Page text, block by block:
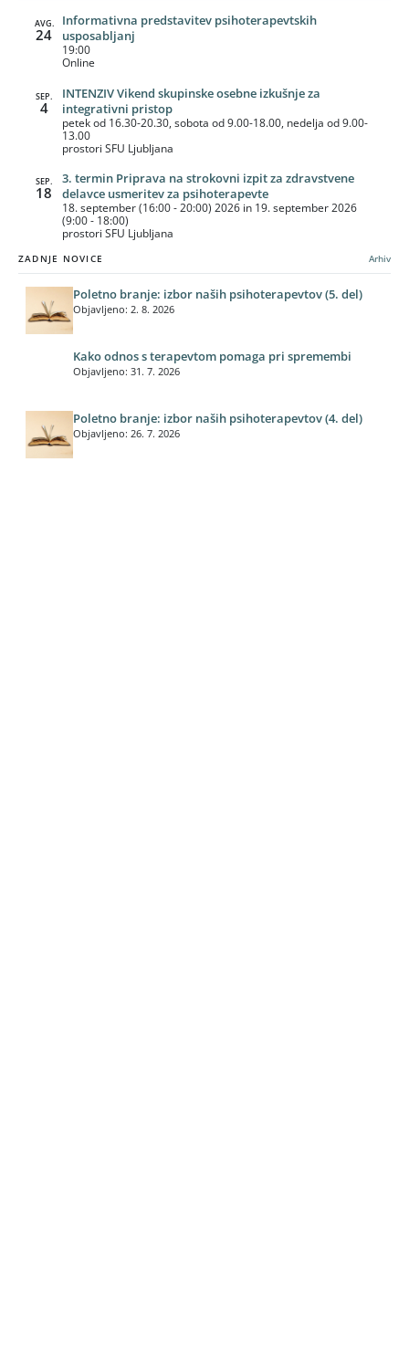
AVG.
24
Informativna predstavitev psihoterapevtskih
usposabljanj
19:00
Online
SEP.
4
INTENZIV Vikend skupinske osebne izkušnje za
integrativni pristop
petek od 16.30-20.30, sobota od 9.00-18.00, nedelja od 9.00-
13.00
prostori SFU Ljubljana
SEP.
18
3. termin Priprava na strokovni izpit za zdravstvene
delavce usmeritev za psihoterapevte
18. september (16:00 - 20:00) 2026 in 19. september 2026
(9:00 - 18:00)
prostori SFU Ljubljana
ZADNJE NOVICE Arhiv
Poletno branje: izbor naših psihoterapevtov (5. del)
Objavljeno: 2. 8. 2026
Kako odnos s terapevtom pomaga pri spremembi
Objavljeno: 31. 7. 2026
Poletno branje: izbor naših psihoterapevtov (4. del)
Objavljeno: 26. 7. 2026